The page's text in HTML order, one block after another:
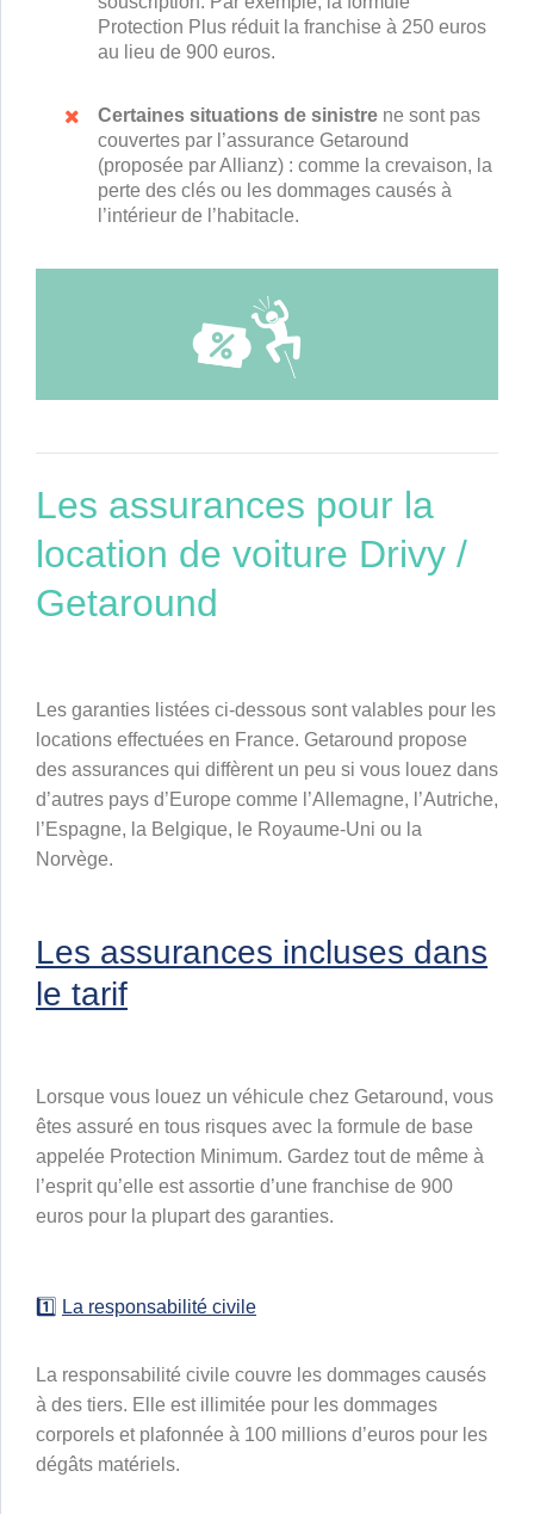
Protection Plus réduit la franchise à 250 euros
au lieu de 900 euros.
Certaines situations de sinistre ne sont pas
couvertes par l’assurance Getaround
(proposée par Allianz) : comme la crevaison, la
perte des clés ou les dommages causés à
l’intérieur de l’habitacle.
Les assurances pour la
location de voiture Drivy /
Getaround
Les garanties listées ci-dessous sont valables pour les
locations effectuées en France. Getaround propose
des assurances qui diffèrent un peu si vous louez dans
d’autres pays d’Europe comme l’Allemagne, l’Autriche,
l’Espagne, la Belgique, le Royaume-Uni ou la
Norvège.
Les assurances incluses dans
le tarif
Lorsque vous louez un véhicule chez Getaround, vous
êtes assuré en tous risques avec la formule de base
appelée Protection Minimum. Gardez tout de même à
l’esprit qu’elle est assortie d’une franchise de 900
euros pour la plupart des garanties.
1️⃣ La responsabilité civile
La responsabilité civile couvre les dommages causés
à des tiers. Elle est illimitée pour les dommages
corporels et plafonnée à 100 millions d’euros pour les
dégâts matériels.